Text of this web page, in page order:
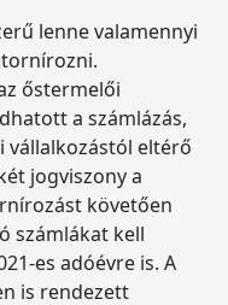
lenne valamennyi
őstermelői
a számlázás,
vállalkozástól eltérő
jogviszony a
követően
számlákat kell
es adóévre is. A
is rendezett